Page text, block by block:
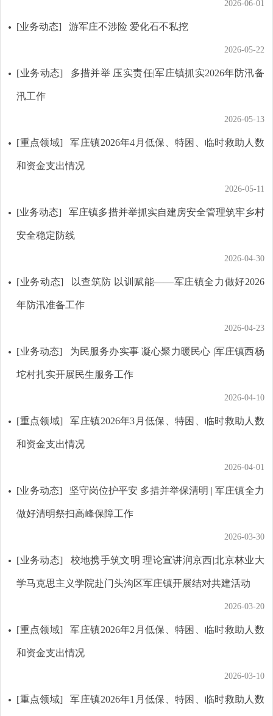
2026-06-01
[业务动态] 游军庄不涉险 爱化石不私挖
2026-05-22
[业务动态] 多措并举 压实责任|军庄镇抓实2026年防汛备
汛工作
2026-05-13
[重点领域] 军庄镇2026年4月低保、特困、临时救助人数
和资金支出情况
2026-05-11
[业务动态] 军庄镇多措并举抓实自建房安全管理筑牢乡村
安全稳定防线
2026-04-30
[业务动态] 以查筑防 以训赋能——军庄镇全力做好2026
年防汛准备工作
2026-04-23
[业务动态] 为民服务办实事 凝心聚力暖民心 |军庄镇西杨
坨村扎实开展民生服务工作
2026-04-10
[重点领域] 军庄镇2026年3月低保、特困、临时救助人数
和资金支出情况
2026-04-01
[业务动态] 坚守岗位护平安 多措并举保清明 | 军庄镇全力
做好清明祭扫高峰保障工作
2026-03-30
[业务动态] 校地携手筑文明 理论宣讲润京西|北京林业大
学马克思主义学院赴门头沟区军庄镇开展结对共建活动
2026-03-20
[重点领域] 军庄镇2026年2月低保、特困、临时救助人数
和资金支出情况
2026-03-10
[重点领域] 军庄镇2026年1月低保、特困、临时救助人数